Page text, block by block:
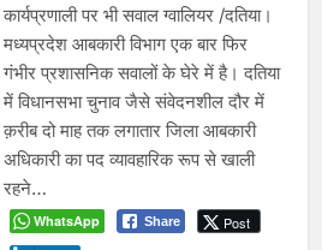
कार्यप्रणाली पर भी सवाल ग्वालियर /दतिया।
मध्यप्रदेश आबकारी विभाग एक बार फिर
गंभीर प्रशासनिक सवालों के घेरे में है। दतिया
में विधानसभा चुनाव जैसे संवेदनशील दौर में
क़रीब दो माह तक लगातार जिला आबकारी
अधिकारी का पद व्यावहारिक रूप से खाली
रहने…
WhatsApp Share Post